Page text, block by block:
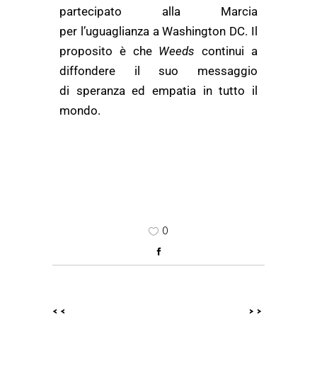
partecipato alla Marcia
per l’uguaglianza a Washington DC. Il
proposito è che Weeds continui a
diffondere il suo messaggio
di speranza ed empatia in tutto il
mondo.
0
<< >>